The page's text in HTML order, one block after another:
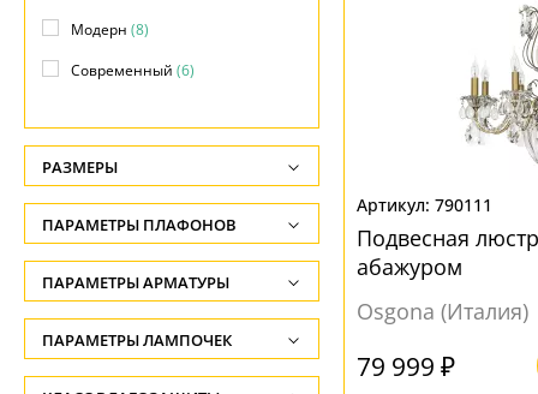
790111
Подвесная
абажуром
Osgona (Италия)
79 999 ₽
Модерн (8)
Современный (6)
Флористика(7)
Яркое и цветное(26)
РАЗМЕРЫ
Высота, см
-
Глубина, см
-
Ширина, см
ПАРАМЕТРЫ ПЛАФОНОВ
ФОРМА ПЛАФОНА
Абажур(15)
Без плафона(91)
ПАРАМЕТРЫ АРМАТУРЫ
ЦВЕТ АРМАТУРЫ
Бежевый(2)
ПАРАМЕТРЫ ЛАМПОЧЕК
Количество ламп